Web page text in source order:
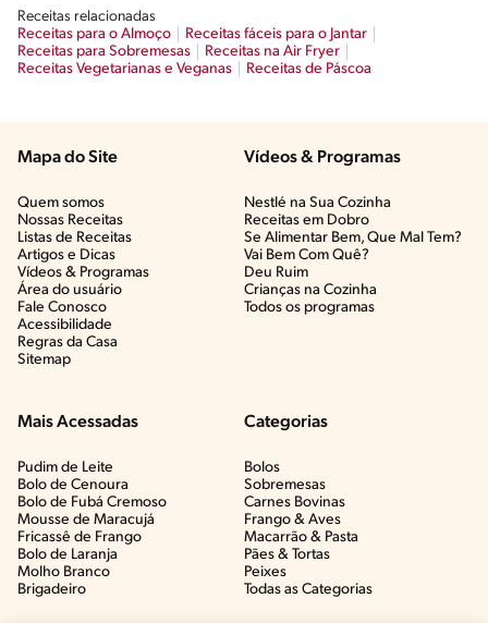
Receitas relacionadas
Receitas para o Almoço
Receitas fáceis para o Jantar
Receitas para Sobremesas
Receitas na Air Fryer
Receitas Vegetarianas e Veganas
Receitas de Páscoa
Mapa do Site
Quem somos
Nossas Receitas
Listas de Receitas​
Artigos e Dicas​
Vídeos & Programas​
Área do usuário
Fale Conosco
Acessibilidade
Regras da Casa
Sitemap
Vídeos & Programas​
Nestlé na Sua Cozinha
Receitas em Dobro
Se Alimentar Bem, Que Mal Tem?​
Vai Bem Com Quê?​
Deu Ruim​
Crianças na Cozinha​
Todos os programas
Mais Acessadas
Pudim de Leite
Bolo de Cenoura
Bolo de Fubá Cremoso
Mousse de Maracujá
Fricassê de Frango
Bolo de Laranja
Molho Branco
Brigadeiro
Categorias
Bolos
Sobremesas
Carnes Bovinas​
Frango & Aves​
Macarrão & Pasta​
Pães & Tortas​
Peixes
Todas as Categorias